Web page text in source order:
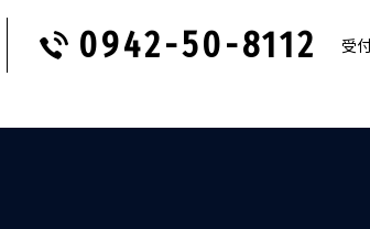
0942-50-8112 受